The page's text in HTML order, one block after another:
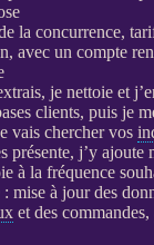
la concurrence,
avec un compte
je nettoie et
clients, puis je
vais chercher vos
présente, j’y ajoute
à la fréquence
: mise à jour des
et des commandes,